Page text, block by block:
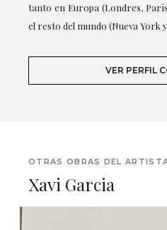
tanto en Europa (Londres,
el resto del mundo (Nueva York
VER PERFIL
OTRAS OBRAS DEL
Xavi Garcia